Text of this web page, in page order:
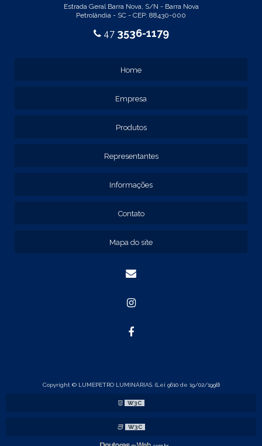
REF: 105015
REF: 160105
Estrada Geral Barra Nova, S/N - Barra Nova
Petrolândia - SC - CEP: 88430-000
47 3536-1179
Home
Empresa
Produtos
Representantes
Informações
Contato
Mapa do site
Copyright © LUMEPETRO LUMINÁRIAS. (Lei 9610 de 19/02/1998)
W3C
W3C